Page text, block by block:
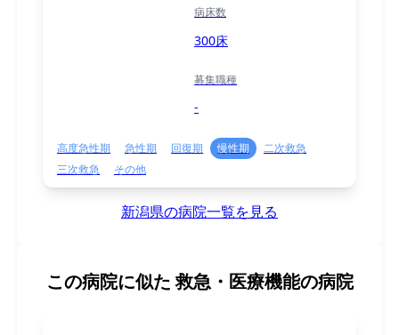
病床数
300床
募集職種
-
高度急性期 急性期 回復期 慢性期
二次救急
三次救急
その他
新潟県の病院一覧を見る
この病院に似た 救急・医療機能の病院